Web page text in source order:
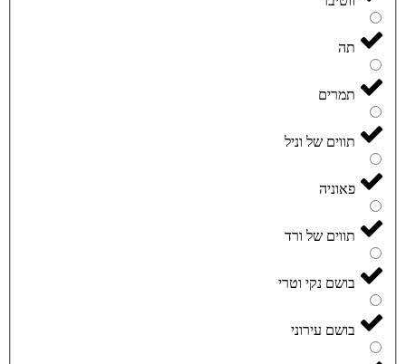
תה
תמרים
תווים של וניל
פאוניה
תווים של ורד
בושם נקי וטרי
בושם עירוני